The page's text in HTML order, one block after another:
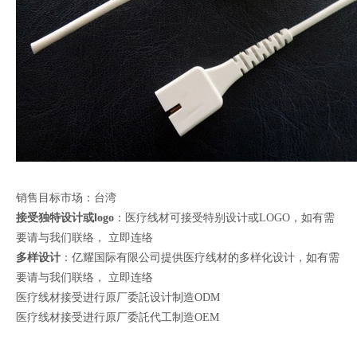
销售目标市场：台湾
接受独特设计或logo ：医疗线材可接受特别设计或LOGO，如有需
要请与我们联络， 立即连络
多样设计 ：亿耀国际有限公司提供医疗线材的多样化设计，如有需
要请与我们联络， 立即连络
医疗线材接受进行原厂委託设计制造ODM
医疗线材接受进行原厂委託代工制造OEM